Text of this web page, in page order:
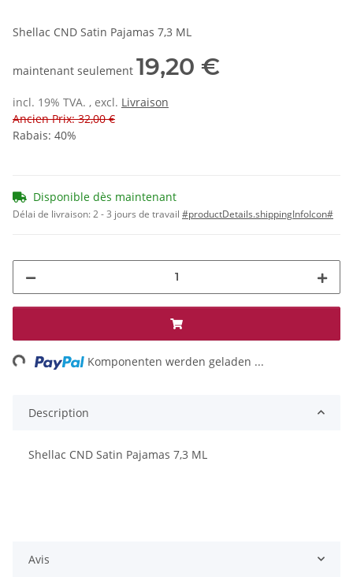
Shellac CND Satin Pajamas 7,3 ML
maintenant seulement 19,20 €
incl. 19% TVA. , excl. Livraison
Ancien Prix: 32,00 €
Rabais: 40%
Disponible dès maintenant
Délai de livraison:2 - 3 jours de travail #productDetails.shippingInfoIcon#
Komponenten werden geladen ...
Description
Shellac CND Satin Pajamas 7,3 ML
Avis